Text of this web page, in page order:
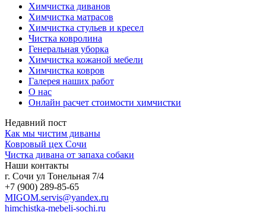
Химчистка диванов
Химчистка матрасов
Химчистка стульев и кресел
Чистка ковролина
Генеральная уборка
Химчистка кожаной мебели
Химчистка ковров
Галерея наших работ
О нас
Онлайн расчет стоимости химчистки
Недавний пост
Как мы чистим диваны
Ковровый цех Сочи
Чистка дивана от запаха собаки
Наши контакты
г. Сочи ул Тонельная 7/4
+7 (900) 289-85-65
MIGOM.servis@yandex.ru
himchistka-mebeli-sochi.ru